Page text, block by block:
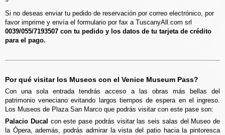
Si no deseas enviar tu pedido de reservación por correo electrónico, por
favor imprime y envía el formulario por fax a TuscanyAll.com srl
0039/055/7193507 con tu pedido y los datos de tu tarjeta de crédito
para el pago.
Por qué visitar los Museos con el Venice Museum Pass?
Con una sola entrada tendrás acceso a las obras más bellas del
patrimonio veneciano evitando largos tiempos de espera en el ingreso.
Los Museos de Plaza San Marco que podrás visitar con este pase son:
Palacio Ducal con este pase podrás visitar las seis salas del Museo de
la Ópera, además, podrás admirar la vista del patio hacia la pintoresca